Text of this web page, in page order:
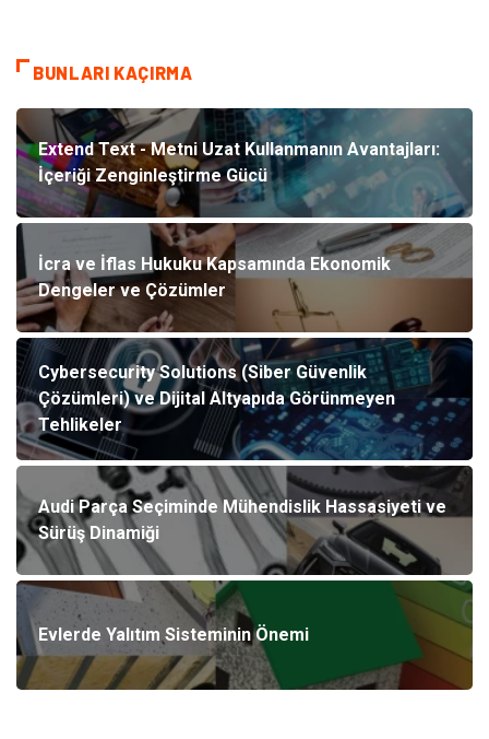
BUNLARI KAÇIRMA
Extend Text - Metni Uzat Kullanmanın Avantajları:
İçeriği Zenginleştirme Gücü
İcra ve İflas Hukuku Kapsamında Ekonomik
Dengeler ve Çözümler
Cybersecurity Solutions (Siber Güvenlik
Çözümleri) ve Dijital Altyapıda Görünmeyen
Tehlikeler
Audi Parça Seçiminde Mühendislik Hassasiyeti ve
Sürüş Dinamiği
Evlerde Yalıtım Sisteminin Önemi